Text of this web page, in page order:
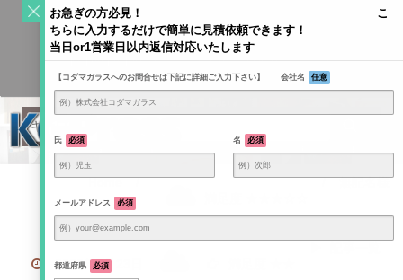
KODAMAGLASS公式ブログ | ガラス情報発信メディア
Home
/
/ 無記名様
2020年7月23日
お急ぎの方必見！ こ
ちらに入力するだけで簡単に見積依頼できます！
当日or1営業日以内返信対応いたします
【コダマガラスへのお問合せは下記に詳細ご入力下さい】 会社名 任意
氏 必須 名 必須
メールアドレス 必須
都道府県 必須